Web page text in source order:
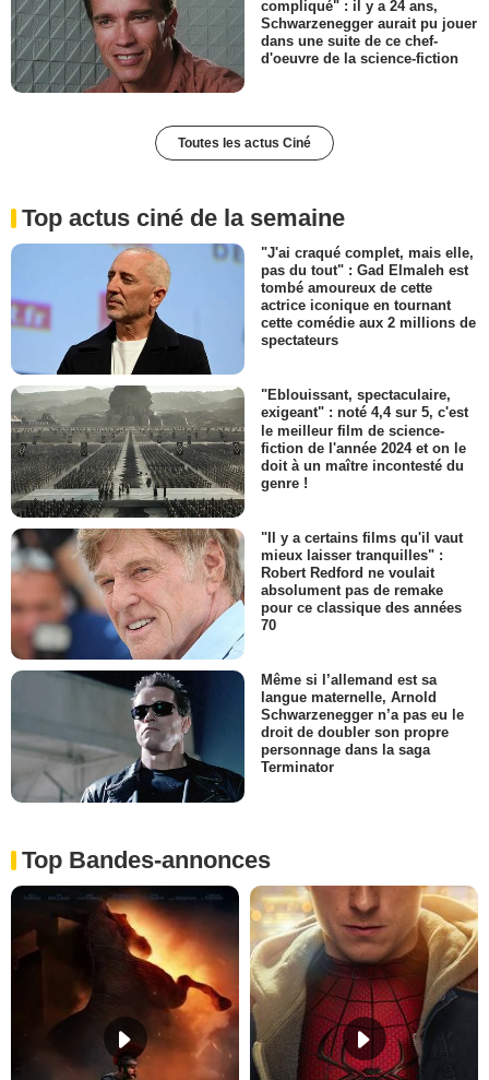
compliqué" : il y a 24 ans,
Schwarzenegger aurait pu jouer
dans une suite de ce chef-
d'oeuvre de la science-fiction
Toutes les actus Ciné
Top actus ciné de la semaine
"J'ai craqué complet, mais elle,
pas du tout" : Gad Elmaleh est
tombé amoureux de cette
actrice iconique en tournant
cette comédie aux 2 millions de
spectateurs
"Eblouissant, spectaculaire,
exigeant" : noté 4,4 sur 5, c'est
le meilleur film de science-
fiction de l'année 2024 et on le
doit à un maître incontesté du
genre !
"Il y a certains films qu'il vaut
mieux laisser tranquilles" :
Robert Redford ne voulait
absolument pas de remake
pour ce classique des années
70
Même si l’allemand est sa
langue maternelle, Arnold
Schwarzenegger n’a pas eu le
droit de doubler son propre
personnage dans la saga
Terminator
Top Bandes-annonces